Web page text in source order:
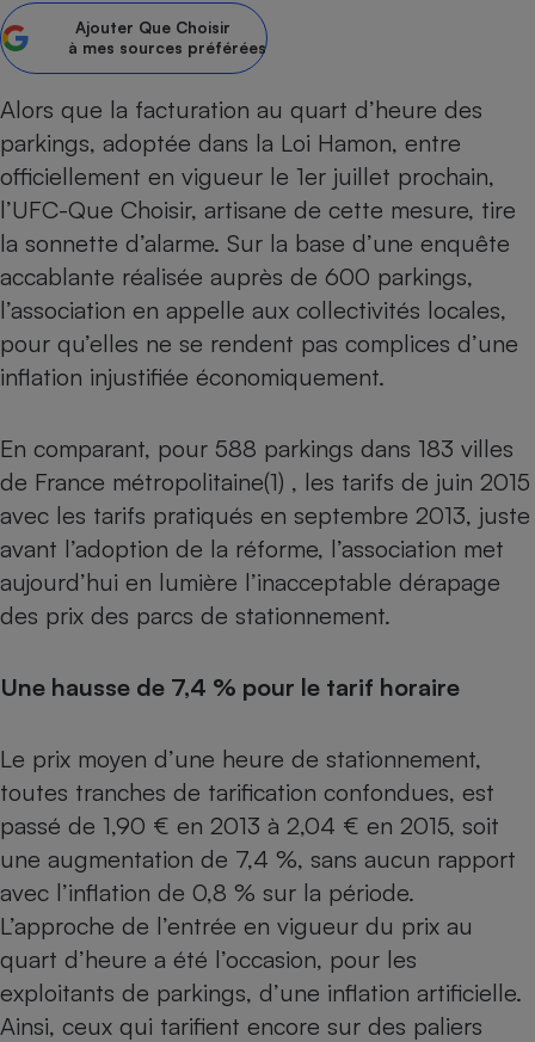
Ajouter Que Choisir
à mes sources préférées
Alors que la facturation au quart d’heure des
parkings, adoptée dans la Loi Hamon, entre
officiellement en vigueur le 1er juillet prochain,
l’UFC-Que Choisir, artisane de cette mesure, tire
la sonnette d’alarme. Sur la base d’une enquête
accablante réalisée auprès de 600 parkings,
l’association en appelle aux collectivités locales,
pour qu’elles ne se rendent pas complices d’une
inflation injustifiée économiquement.
En comparant, pour 588 parkings dans 183 villes
de France métropolitaine(1) , les tarifs de juin 2015
avec les tarifs pratiqués en septembre 2013, juste
avant l’adoption de la réforme, l’association met
aujourd’hui en lumière l’inacceptable dérapage
des prix des parcs de stationnement.
Une hausse de 7,4 % pour le tarif horaire
Le prix moyen d’une heure de stationnement,
toutes tranches de tarification confondues, est
passé de 1,90 € en 2013 à 2,04 € en 2015, soit
une augmentation de 7,4 %, sans aucun rapport
avec l’inflation de 0,8 % sur la période.
L’approche de l’entrée en vigueur du prix au
quart d’heure a été l’occasion, pour les
exploitants de parkings, d’une inflation artificielle.
Ainsi, ceux qui tarifient encore sur des paliers
Supermarché - Drive
Complément
alimentaire
bouteille
Epargne - Fiscalité
Banque
Pièce détachée
Moto
Comparateur auto
Supermarché - Drive
Comparatif
Comparatif plaque à
Comparatif hotte
Comparatif climatiseur
Comparatif aspirateur
Comparatif aspirateur
Comparatif cafetière
Comparatif centrale
Gros électroménager
Petit électroménager -
Lave-linge
Électricité - Gaz
Comparatif casque audio
Comparatif barre de son
Comparatif imprimante
Comparatif ordinateur
Comparatif ultrabook
Comparatif tablette
Informatique
Internet
Téléphonie
Téléviseur
Comparatif tondeuse
Comparatif poêle à
Comparatif radiateur
Aménagement
Bricolage - Jardinage
Chauffage
Sécurité domestique
Matelas
Radiateur électrique
Hygiène - Beauté
Maladie - Médecine -
Système de santé -
Antimoustique
Retraite
Choisir son fioul
Choisir son pellet
Energie Moins Chère Ensemble
Tous les comparateurs
Toutes les cartes interactives